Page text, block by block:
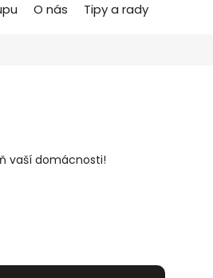
O nás Tipy a rady
vaší domácnosti!